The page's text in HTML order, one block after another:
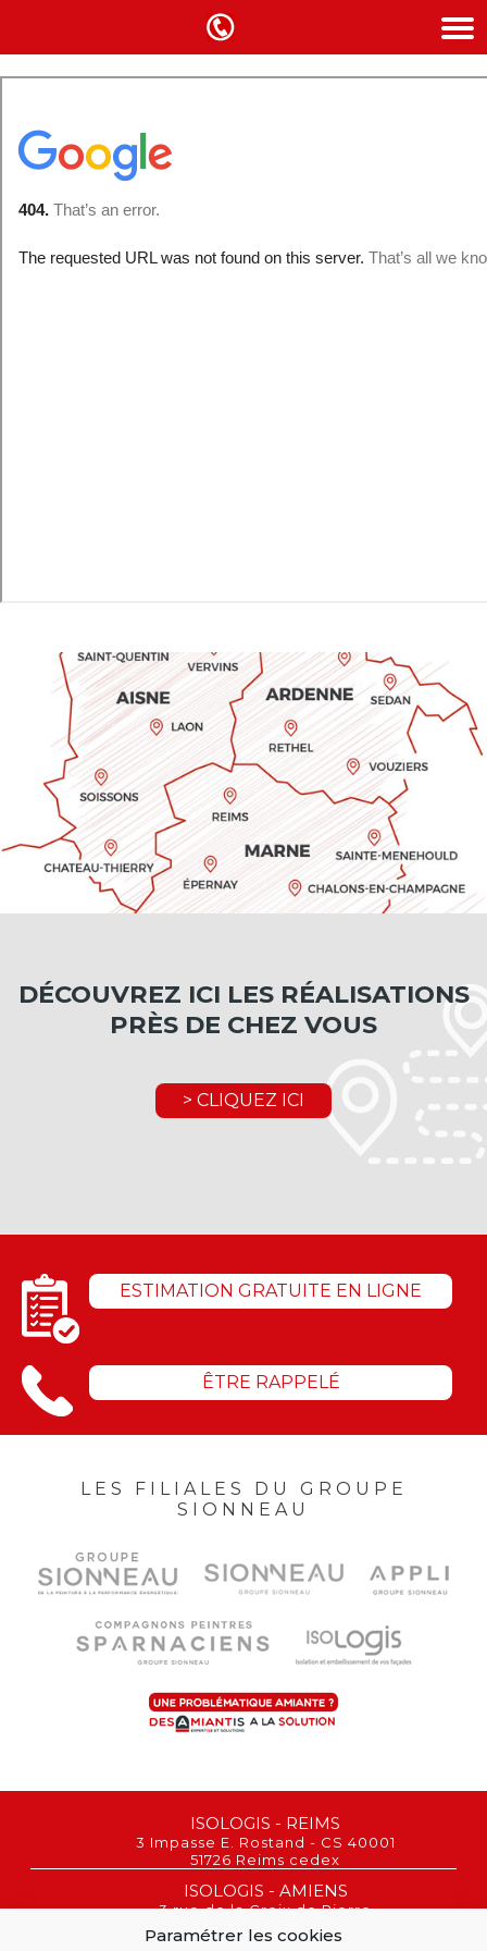
Paramétrer les cookies
DÉCOUVREZ ICI LES RÉALISATIONS
PRÈS DE CHEZ VOUS
> CLIQUEZ ICI
ESTIMATION GRATUITE EN LIGNE
ÊTRE RAPPELÉ
LES FILIALES DU GROUPE
SIONNEAU
ISOLOGIS - REIMS
3 Impasse E. Rostand - CS 40001
51726 Reims cedex
ISOLOGIS - AMIENS
3 rue de la Croix de Pierre
80080 Amiens